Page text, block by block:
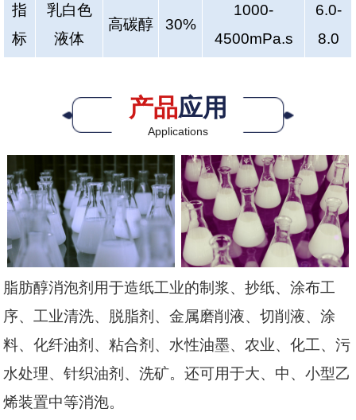
指
标
乳白色
液体
高碳醇 30%
1000-
4500mPa.s
6.0-
8.0
产品应用
Applications
脂肪醇消泡剂用于造纸工业的制浆、抄纸、涂布工
序、工业清洗、脱脂剂、金属磨削液、切削液、涂
料、化纤油剂、粘合剂、水性油墨、农业、化工、污
水处理、针织油剂、洗矿。还可用于大、中、小型乙
烯装置中等消泡。